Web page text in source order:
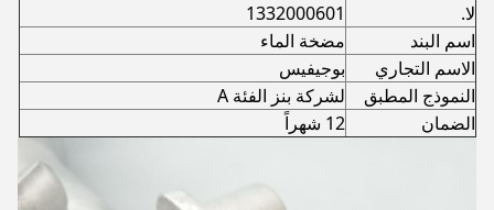
لا.
1332000601
اسم البند
مضخة الماء
الاسم التجاري
بوجيفيس
النموذج المطبق
لشركة بنز الفئة A
الضمان
12 شهراً